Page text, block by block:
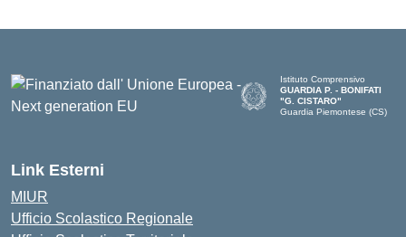
Istituto Comprensivo
GUARDIA P. - BONIFATI
"G. CISTARO"
Guardia Piemontese (CS)
Link Esterni
MIUR
Ufficio Scolastico Regionale